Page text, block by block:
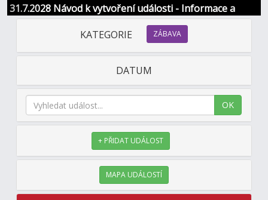
31.7.2028 Návod k vytvoření události - Informace a
kontakt
KATEGORIE ZÁBAVA
DATUM
OK
+ PŘIDAT UDÁLOST
MAPA UDÁLOSTÍ